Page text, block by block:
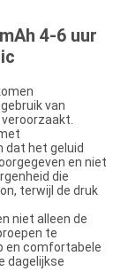
4-6 uur
van
dat het geluid
en niet
die
terwijl de druk
niet alleen de
te
en comfortabele
dagelijkse